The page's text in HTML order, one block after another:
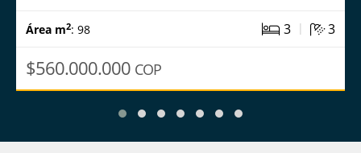
Área m2: 98 3 | 3
$560.000.000 COP